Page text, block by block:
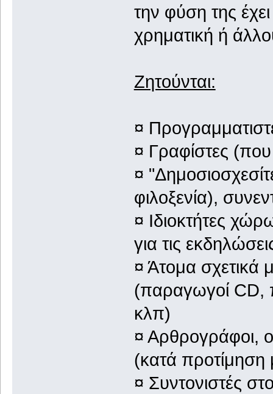
την φύση της
χρηματική ή
Ζητούνται:
¤
¤ Γραφίστες
¤
φιλοξενία),
¤ Ιδιοκτήτες
για τις
¤ Άτομα σχετικά
(παραγωγοί CD,
κλπ)
¤ Αρθρογράφοι,
(κατά
¤ Συντονιστές